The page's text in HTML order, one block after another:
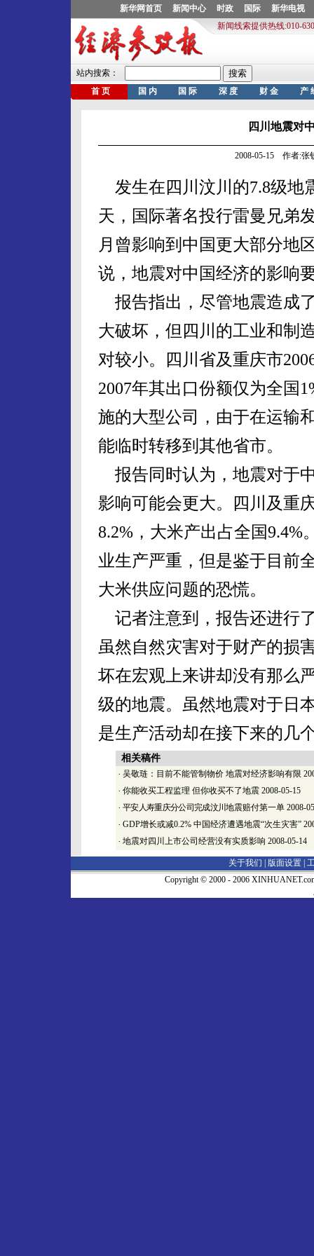
四川地震对
2008-05-15 作者:张
发生在四川汶川的7.8级地
天，国际著名投行雷曼兄弟
月曾影响到中国更大部分地
说，地震对中国经济的影响
报告指出，尽管地震造成
大破坏，但四川的工业和制
对较小。四川省及重庆市
2007年其出口份额仅为全国
施的大型公司，由于在运输
能临时转移到其他省市。
报告同时认为，地震对于
影响可能会更大。四川及重
8.2%，大米产出占全国
业生产严重，但是鉴于目前
大米供应问题的恐慌。
记者注意到，报告还进行
虽然自然灾害对于财产的损
坏在宏观上来讲却没有那么
级的地震。虽然地震对于日
是生产活动却在接下来的几
相关稿件
· 吴敬琏：目前不能管制物价 地震对经济影响有限
· 你能收买工程监理 但你收买不了地震 2008-05-15
· 平安人寿重庆分公司完成汶川地震赔付第一单 2008-
· GDP增长或减0.2% 中国经济遭遇地震“次生灾害”
· 地震对四川上市公司经营没有实质影响 2008-05-14
关于我们 | 版面设置
Copyright © 2000 - 2006